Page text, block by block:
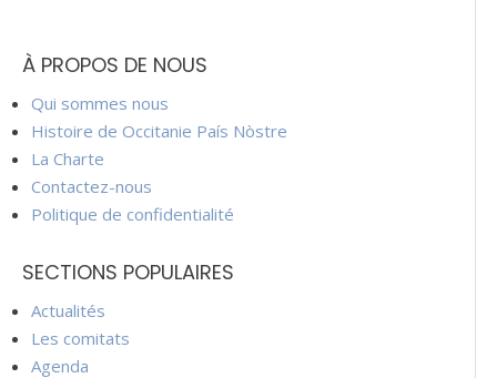
À PROPOS DE NOUS
Qui sommes nous
Histoire de Occitanie País Nòstre
La Charte
Contactez-nous
Politique de confidentialité
SECTIONS POPULAIRES
Actualités
Les comitats
Agenda